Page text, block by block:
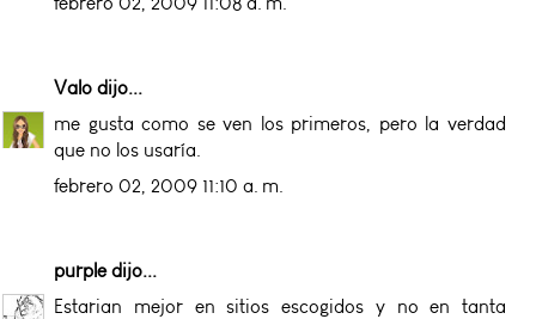
Valo dijo...
me gusta como se ven los primeros, pero la verdad
que no los usaría.
febrero 02, 2009 11:10 a. m.
purpledijo...
Estarian mejor en sitios escogidos y no en tanta